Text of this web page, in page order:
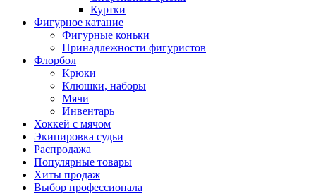
Куртки
Фигурное катание
Фигурные коньки
Принадлежности фигуристов
Флорбол
Крюки
Клюшки, наборы
Мячи
Инвентарь
Хоккей с мячом
Экипировка судьи
Распродажа
Популярные товары
Хиты продаж
Выбор профессионала